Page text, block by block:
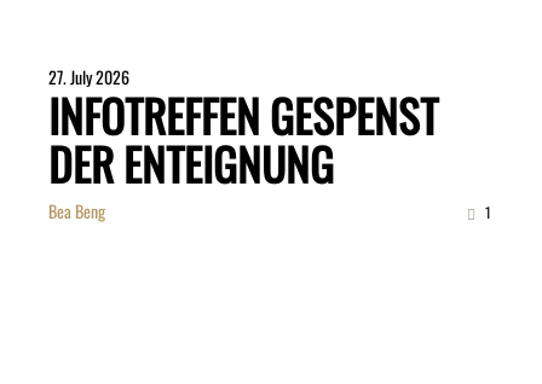
27. July 2026
INFOTREFFEN GESPENST
DER ENTEIGNUNG
Bea Beng 1